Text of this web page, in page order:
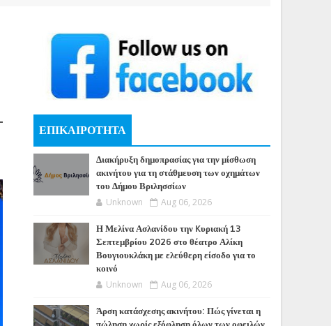
ΕΠΙΚΑΙΡΟΤΗΤΑ
Διακήρυξη δημοπρασίας για την μίσθωση
ακινήτου για τη στάθμευση των οχημάτων
του Δήμου Βριλησσίων
Unknown Aug 06, 2026
Η Μελίνα Ασλανίδου την Kυριακή 13
Σεπτεμβρίου 2026 στο θέατρο Αλίκη
Βουγιουκλάκη με ελεύθερη είσοδο για το
κοινό
Unknown Aug 06, 2026
Άρση κατάσχεσης ακινήτου: Πώς γίνεται η